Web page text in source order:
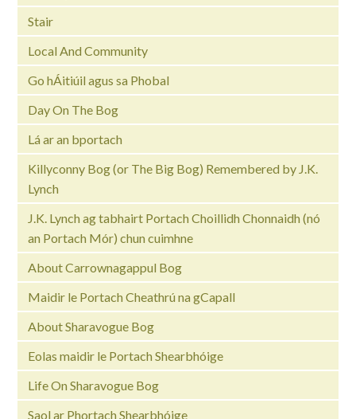
Stair
Local And Community
Go hÁitiúil agus sa Phobal
Day On The Bog
Lá ar an bportach
Killyconny Bog (or The Big Bog) Remembered by J.K.
Lynch
J.K. Lynch ag tabhairt Portach Choillidh Chonnaidh (nó
an Portach Mór) chun cuimhne
About Carrownagappul Bog
Maidir le Portach Cheathrú na gCapall
About Sharavogue Bog
Eolas maidir le Portach Shearbhóige
Life On Sharavogue Bog
Saol ar Phortach Shearbhóige